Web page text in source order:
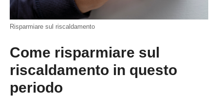
Risparmiare sul riscaldamento
Come risparmiare sul
riscaldamento in questo
periodo